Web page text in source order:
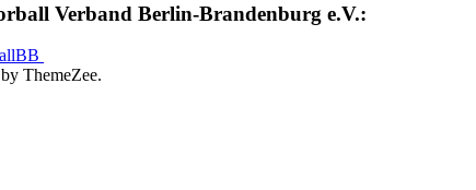
Verband Berlin-Brandenburg e.V.:
ThemeZee.